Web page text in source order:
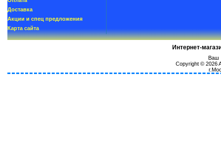
Доставка
Акции и спец предложения
Карта сайта
Интернет-
Ваш
Copyright © 2026